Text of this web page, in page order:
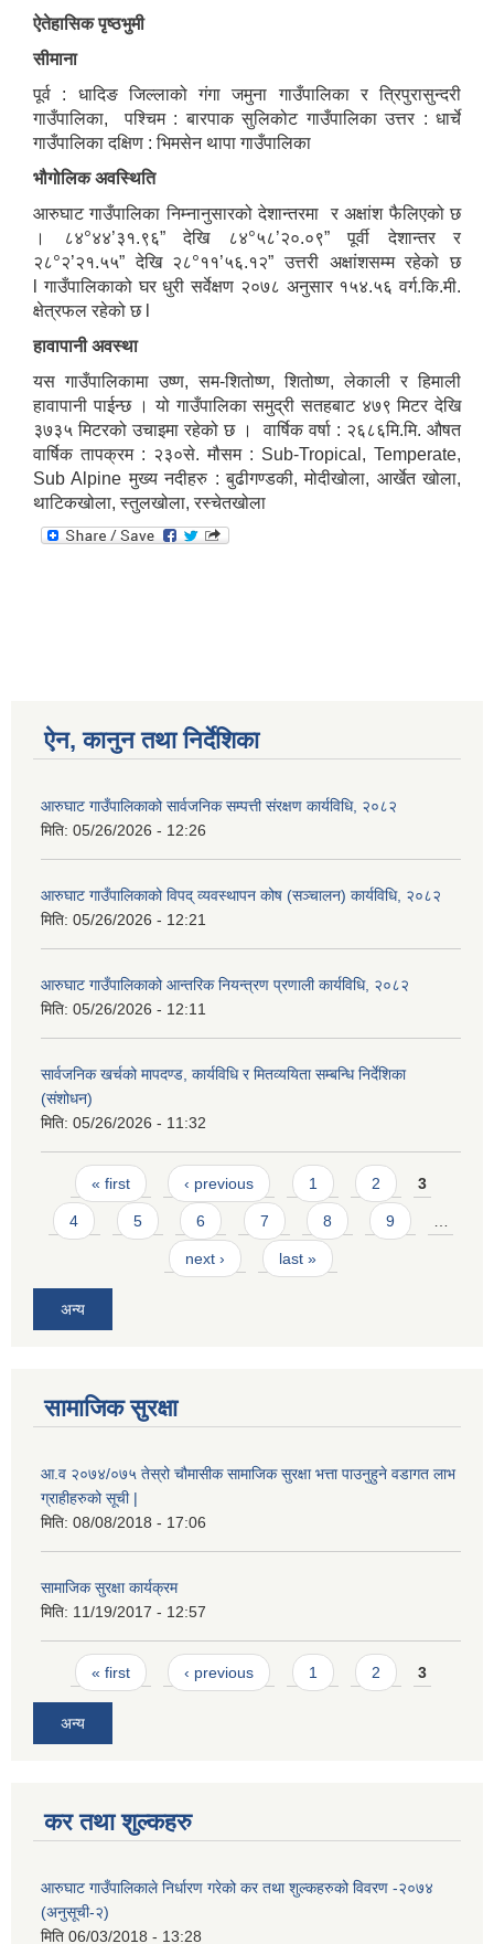
ऐतेहासिक पृष्ठभुमी
सीमाना
पूर्व : धादिङ जिल्लाको गंगा जमुना गाउँपालिका र त्रिपुरासुन्दरी
गाउँपालिका, पश्चिम : बारपाक सुलिकोट गाउँपालिका उत्तर : धार्चे
गाउँपालिका दक्षिण : भिमसेन थापा गाउँपालिका
भौगोलिक अवस्थिति
आरुघाट गाउँपालिका निम्नानुसारको देशान्तरमा र अक्षांश फैलिएको छ
। ८४०४४’३१.९६” देखि ८४०५८’२०.०९” पूर्वी देशान्तर र
२८०२’२१.५५” देखि २८०११’५६.१२” उत्तरी अक्षांशसम्म रहेको छ
l गाउँपालिकाको घर धुरी सर्वेक्षण २०७८ अनुसार १५४.५६ वर्ग.कि.मी.
क्षेत्रफल रहेको छ l
हावापानी अवस्था
यस गाउँपालिकामा उष्ण, सम-शितोष्ण, शितोष्ण, लेकाली र हिमाली
हावापानी पाईन्छ । यो गाउँपालिका समुद्री सतहबाट ४७९ मिटर देखि
३७३५ मिटरको उचाइमा रहेको छ । वार्षिक वर्षा : २६८६मि.मि. औषत
वार्षिक तापक्रम : २३०से. मौसम : Sub-Tropical, Temperate,
Sub Alpine मुख्य नदीहरु : बुढीगण्डकी, मोदीखोला, आर्खेत खोला,
थाटिकखोला, स्तुलखोला, रस्चेतखोला
ऐन, कानुन तथा निर्देशिका
आरुघाट गाउँपालिकाको सार्वजनिक सम्पत्ती संरक्षण कार्यविधि, २०८२
मिति: 05/26/2026 - 12:26
आरुघाट गाउँपालिकाको विपद् व्यवस्थापन कोष (सञ्चालन) कार्यविधि, २०८२
मिति: 05/26/2026 - 12:21
आरुघाट गाउँपालिकाको आन्तरिक नियन्त्रण प्रणाली कार्यविधि, २०८२
मिति: 05/26/2026 - 12:11
सार्वजनिक खर्चको मापदण्ड, कार्यविधि र मितव्ययिता सम्बन्धि निर्देशिका
(संशोधन)
मिति: 05/26/2026 - 11:32
Pages
« first ‹ previous 1 2 3
4 5 6 7 8 9
next › last »
अन्य
सामाजिक सुरक्षा
आ.व २०७४/०७५ तेस्रो चौमासीक सामाजिक सुरक्षा भत्ता पाउनुहुने वडागत लाभ
ग्राहीहरुको सूची |
मिति: 08/08/2018 - 17:06
सामाजिक सुरक्षा कार्यक्रम
मिति: 11/19/2017 - 12:57
Pages
« first ‹ previous 1 2 3
अन्य
कर तथा शुल्कहरु
आरुघाट गाउँपालिकाले निर्धारण गरेको कर तथा शुल्कहरुको विवरण -२०७४
(अनुसूची-२)
मिति 06/03/2018 - 13:28